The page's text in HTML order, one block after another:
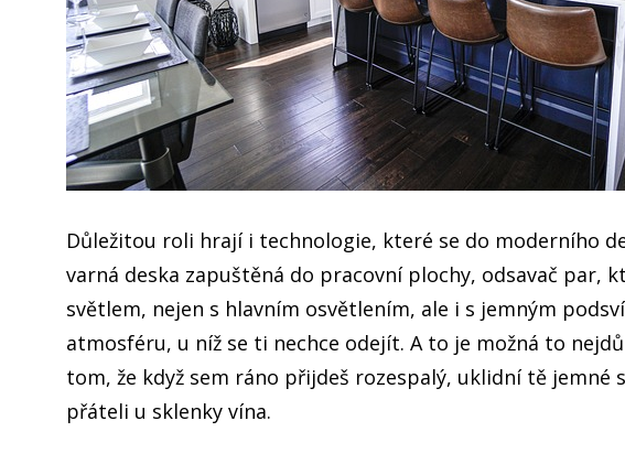
Důležitou roli hrají i technologie, které se do moderního
varná deska zapuštěná do pracovní plochy, odsavač par,
světlem, nejen s hlavním osvětlením, ale i s jemným
atmosféru, u níž se ti nechce odejít. A to je možná to
tom, že když sem ráno přijdeš rozespalý, uklidní tě
přáteli u sklenky vína.